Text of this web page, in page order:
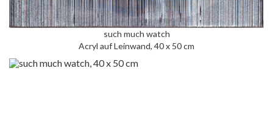
such much watch
Acryl auf Leinwand, 40 x 50 cm